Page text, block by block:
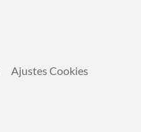
Ajustes Cookies